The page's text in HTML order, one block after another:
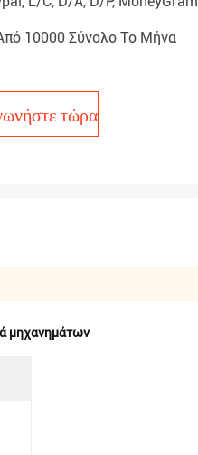
10000 Σύνολο Το Μήνα
τώρα
μηχανημάτων